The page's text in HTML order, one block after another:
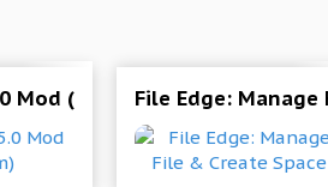
Mod (Premium)File Edge: